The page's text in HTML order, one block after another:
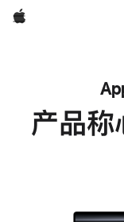
Apple
产品称